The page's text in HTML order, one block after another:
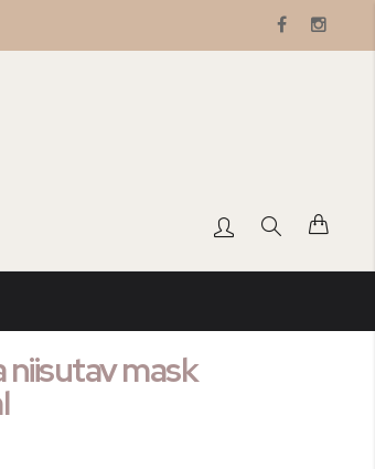
niisutav mask